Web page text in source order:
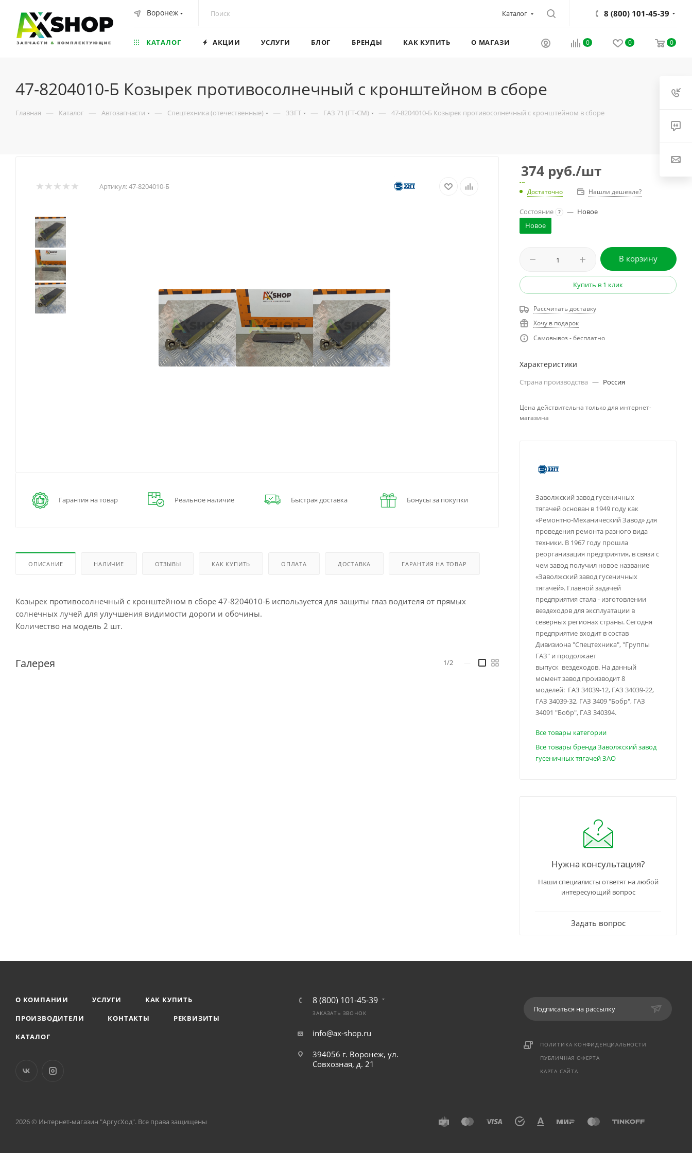
Воронеж Каталог 8 (800) 101-45-39
0 0 0
КАТАЛОГ АКЦИИ УСЛУГИ БЛОГ БРЕНДЫ КАК КУПИТЬ О МАГАЗИНЕ
47-8204010-Б Козырек противосолнечный с кронштейном в сборе
Главная — Каталог — Автозапчасти — Спецтехника (отечественные) — ЗЗГТ — ГАЗ 71 (ГТ-СМ) — 47-8204010-Б Козырек противосолнечный с кронштейном в сборе
Артикул:47-8204010-Б
Гарантия на товар Реальное наличие Быстрая доставка Бонусы за покупки
ОПИСАНИЕ НАЛИЧИЕ ОТЗЫВЫ КАК КУПИТЬ ОПЛАТА ДОСТАВКА ГАРАНТИЯ НА ТОВАР
Козырек противосолнечный с кронштейном в сборе 47-8204010-Б используется для защиты глаз водителя от прямых
солнечных лучей для улучшения видимости дороги и обочины.
Количество на модель 2 шт.
Галерея 1/2
374 руб./шт
Достаточно Нашли дешевле?
Состояние ? — Новое
Новое
В корзину
Купить в 1 клик
Рассчитать доставку
Хочу в подарок
Самовывоз - бесплатно
Характеристики
Страна производства — Россия
Цена действительна только для интернет-
магазина
Заволжский завод гусеничных
тягачей основан в 1949 году как
«Ремонтно-Механический Завод» для
проведения ремонта разного вида
техники. В 1967 году прошла
реорганизация предприятия, в связи с
чем завод получил новое название
«Заволжский завод гусеничных
тягачей». Главной задачей
предприятия стала - изготовлении
вездеходов для эксплуатации в
северных регионах страны. Сегодня
предприятие входит в состав
Дивизиона "Спецтехника", "Группы
ГАЗ" и продолжает
выпуск вездеходов. На данный
момент завод производит 8
моделей: ГАЗ 34039-12, ГАЗ 34039-22,
ГАЗ 34039-32, ГАЗ 3409 "Бобр", ГАЗ
34091 "Бобр", ГАЗ 340394.
Все товары категории
Все товары бренда Заволжский завод
гусеничных тягачей ЗАО
Нужна консультация?
Наши специалисты ответят на любой
интересующий вопрос
Задать вопрос
О КОМПАНИИ УСЛУГИ
КАК КУПИТЬ
ПРОИЗВОДИТЕЛИ
КОНТАКТЫ
РЕКВИЗИТЫ
КАТАЛОГ
8 (800) 101-45-39
ЗАКАЗАТЬ ЗВОНОК
info@ax-shop.ru
394056 г. Воронеж, ул.
Совхозная, д. 21
Подписаться на рассылку
ПОЛИТИКА КОНФИДЕНЦИАЛЬНОСТИ
ПУБЛИЧНАЯ ОФЕРТА
КАРТА САЙТА
2026 © Интернет-магазин "АргусХод". Все права защищены